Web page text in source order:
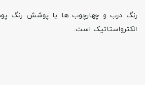
رنگ درب و چهارچوب ها با پوشش رنگ
الکترواستاتیک است.